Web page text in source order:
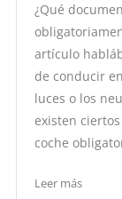
¿Qué
artículo
de conducir
luces o los
existen
coche
Leer más